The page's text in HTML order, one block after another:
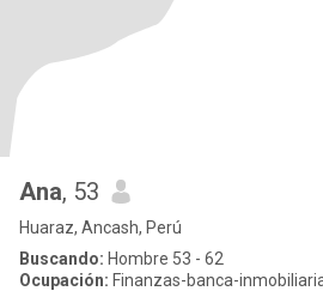
Ana, 53
Huaraz, Ancash, Perú
Buscando: Hombre 53 - 62
Ocupación: Finanzas-banca-